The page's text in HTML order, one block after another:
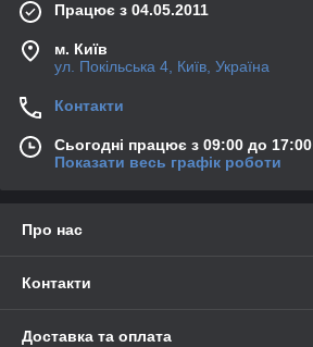
Працює з 04.05.2011
м. Київ
ул. Покільська 4, Київ, Україна
Контакти
Сьогодні працює з 09:00 до 17:00
Показати весь графік роботи
Про нас
Контакти
Доставка та оплата